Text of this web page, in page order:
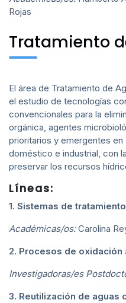
Rojas
Tratamiento
El área de Tratamiento de
el estudio de tecnologías
convencionales para la
orgánica, agentes
prioritarios y emergentes
doméstico e industrial, con
preservar los recursos
Líneas:
1. Sistemas de
Académicas/os:Carolina
2. Procesos de oxidación
Investigadoras/es
3. Reutilización de aguas